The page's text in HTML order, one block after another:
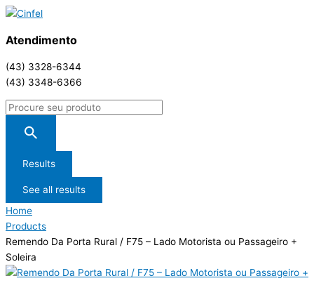
Atendimento
(43) 3328-6344
(43) 3348-6366
Results
See all results
Home
Products
Remendo Da Porta Rural / F75 – Lado Motorista ou Passageiro +
Soleira